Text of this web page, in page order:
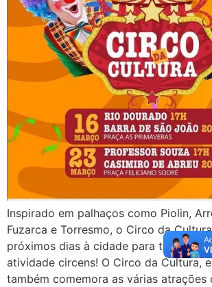
Inspirado em palhaços como Piolin,
Fuzarca e Torresmo, o Circo da
próximos dias à cidade para trazer o
atividade circens! O Circo da Cultura,
também comemora as várias atrações